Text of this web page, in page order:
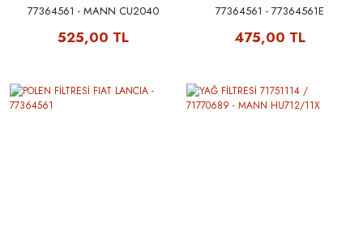
77364561 - MANN CU2040
525,00 TL
77364561 - 77364561E
475,00 TL